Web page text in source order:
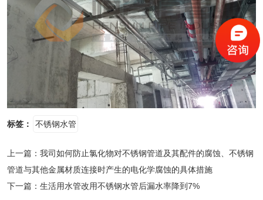
标签： 不锈钢水管
上一篇： 我司如何防止氯化物对不锈钢管道及其配件的腐蚀、不锈钢
管道与其他金属材质连接时产生的电化学腐蚀的具体措施
下一篇： 生活用水管改用不锈钢水管后漏水率降到7%